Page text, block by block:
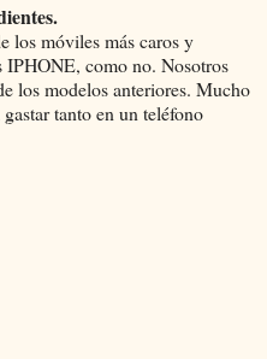
los móviles más caros y
IPHONE, como no. Nosotros
los modelos anteriores. Mucho
tanto en un teléfono